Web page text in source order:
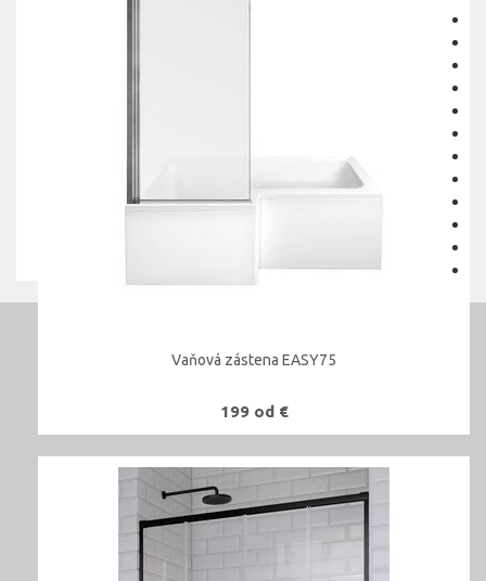
Vaňová zástena EASY75
199 od €